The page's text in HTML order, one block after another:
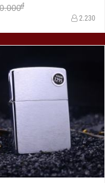
đ
2.230